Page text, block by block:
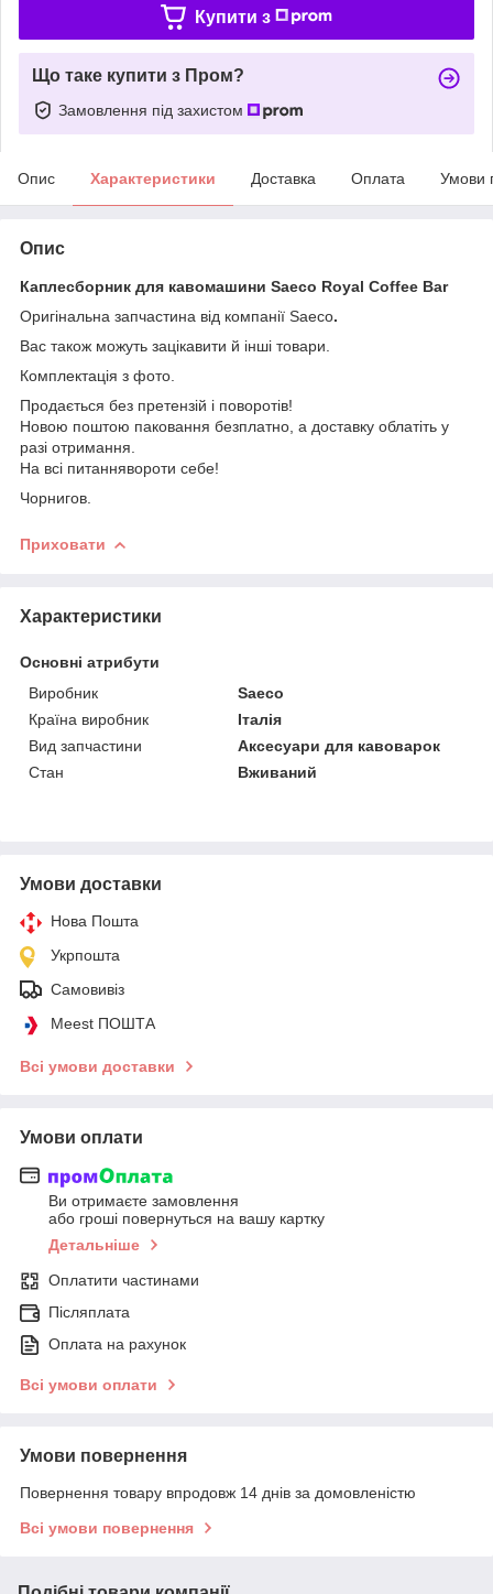
Купити з
Що таке купити з Пром?
Замовлення під захистом
Опис Характеристики Доставка Оплата Умови
Опис
Каплесборник для кавомашини Saeco Royal Coffee Bar
Оригінальна запчастина від компанії Saeco.
Вас також можуть зацікавити й інші товари.
Комплектація з фото.
Продається без претензій і поворотів!
Новою поштою паковання безплатно, а доставку облатіть у
разі отримання.
На всі питаннявороти себе!
Чорнигов.
Приховати
Характеристики
Основні атрибути
Виробник
Saeco
Країна виробник
Італія
Вид запчастини
Аксесуари для кавоварок
Стан
Вживаний
Умови доставки
Нова Пошта
Укрпошта
Самовивіз
Meest ПОШТА
Всі умови доставки
Умови оплати
Ви отримаєте замовлення
або гроші повернуться на вашу картку
Детальніше
Оплатити частинами
Післяплата
Оплата на рахунок
Всі умови оплати
Умови повернення
Повернення товару впродовж 14 днів за домовленістю
Всі умови повернення